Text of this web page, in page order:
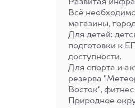
Развитая
Всё
магазины,
Для детей:
подготовки к
доступности.
Для спорта и
резерва
Восток",
Природное